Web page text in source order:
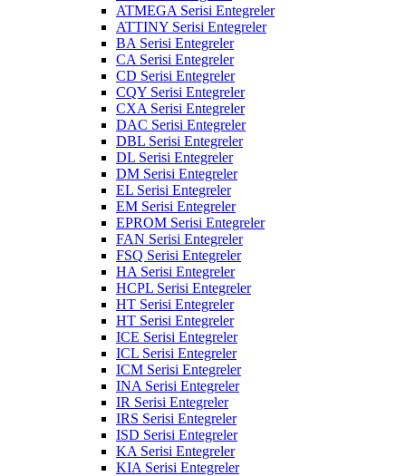
ATMEGA Serisi Entegreler
ATTINY Serisi Entegreler
BA Serisi Entegreler
CA Serisi Entegreler
CD Serisi Entegreler
CQY Serisi Entegreler
CXA Serisi Entegreler
DAC Serisi Entegreler
DBL Serisi Entegreler
DL Serisi Entegreler
DM Serisi Entegreler
EL Serisi Entegreler
EM Serisi Entegreler
EPROM Serisi Entegreler
FAN Serisi Entegreler
FSQ Serisi Entegreler
HA Serisi Entegreler
HCPL Serisi Entegreler
HT Serisi Entegreler
HT Serisi Entegreler
ICE Serisi Entegreler
ICL Serisi Entegreler
ICM Serisi Entegreler
INA Serisi Entegreler
IR Serisi Entegreler
IRS Serisi Entegreler
ISD Serisi Entegreler
KA Serisi Entegreler
KIA Serisi Entegreler